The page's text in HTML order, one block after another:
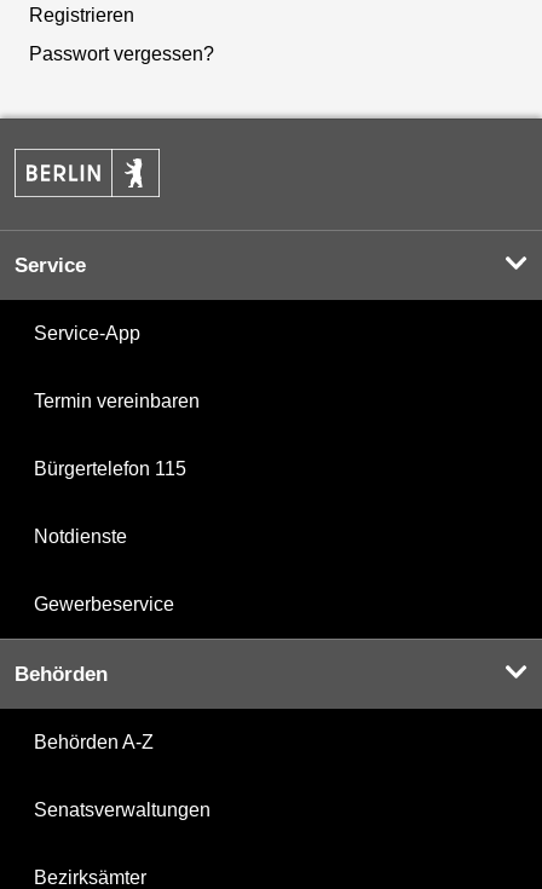
Registrieren
Passwort vergessen?
Service
Service-App
Termin vereinbaren
Bürgertelefon 115
Notdienste
Gewerbeservice
Behörden
Behörden A-Z
Senatsverwaltungen
Bezirksämter